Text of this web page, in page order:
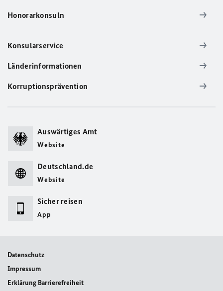
Honorarkonsuln
Konsularservice
Länderinformationen
Korruptionsprävention
Auswärtiges Amt
Website
Deutschland.de
Website
Sicher reisen
App
Datenschutz
Impressum
Erklärung Barrierefreiheit